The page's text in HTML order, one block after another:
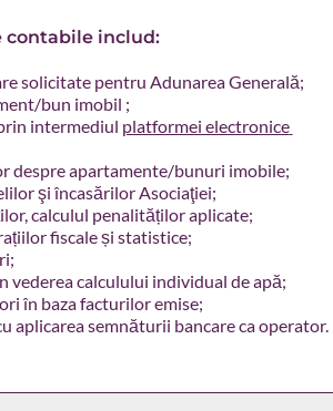
contabile includ:
solicitate pentru Adunarea Generală;
bun imobil ;
intermediul platformei electronice
despre apartamente/bunuri imobile;
şi încasărilor Asociaţiei;
calculul penalităților aplicate;
fiscale și statistice;
vederea calculului individual de apă;
în baza facturilor emise;
aplicarea semnăturii bancare ca operator.